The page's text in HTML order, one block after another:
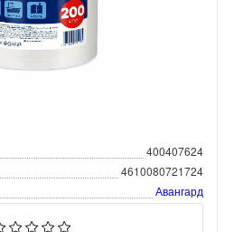
400407624
4610080721724
Авангард